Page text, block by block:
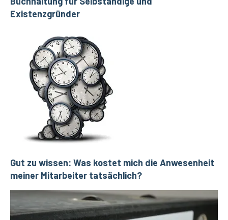
Existenzgründer
Gut zu wissen: Was kostet mich die Anwesenheit
meiner Mitarbeiter tatsächlich?